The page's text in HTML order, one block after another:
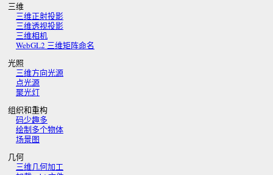
三维
三维正射投影
三维透视投影
三维相机
WebGL2 三维矩阵命名
光照
三维方向光源
点光源
聚光灯
组织和重构
码少趣多
绘制多个物体
场景图
几何
三维几何加工